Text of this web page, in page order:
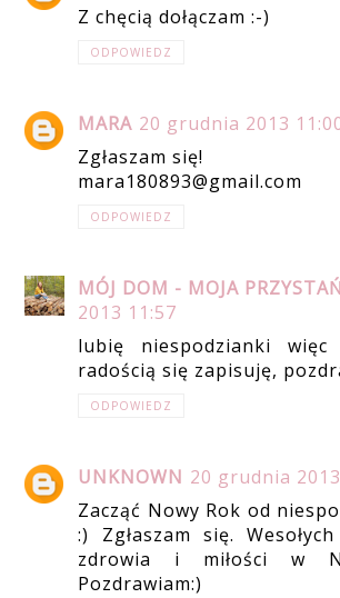
Z chęcią dołączam :-)
ODPOWIEDZ
MARA 20 grudnia 2013
Zgłaszam się!
mara180893@gmail.com
ODPOWIEDZ
MÓJ DOM - MOJA PRZYSTAŃ
2013 11:57
lubię niespodzianki więc
radością się zapisuję,
ODPOWIEDZ
UNKNOWN 20 grudnia
Zacząć Nowy Rok od
:) Zgłaszam się.
zdrowia i miłości w
Pozdrawiam:)